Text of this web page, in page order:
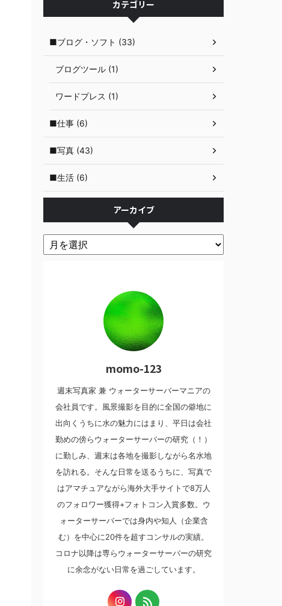
カテゴリー
■ブログ・ソフト (33)
ブログツール (1)
ワードプレス (1)
■仕事 (6)
■写真 (43)
■生活 (6)
アーカイブ
momo-123
週末写真家 兼 ウォーターサーバーマニアの
会社員です。風景撮影を目的に全国の僻地に
出向くうちに水の魅力にはまり、平日は会社
勤めの傍らウォーターサーバーの研究（！）
に勤しみ、週末は各地を撮影しながら名水地
を訪れる。そんな日常を送るうちに、写真で
はアマチュアながら海外大手サイトで8万人
のフォロワー獲得+フォトコン入賞多数。ウ
ォーターサーバーでは身内や知人（企業含
む）を中心に20件を超すコンサルの実績。
コロナ以降は専らウォーターサーバーの研究
に余念がない日常を過ごしています。